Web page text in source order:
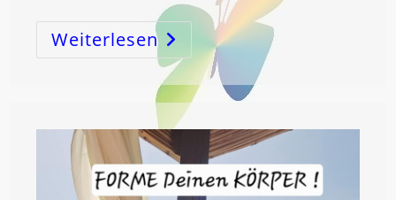
Weiterlesen12
–
DU
BIST
KOSMOS!